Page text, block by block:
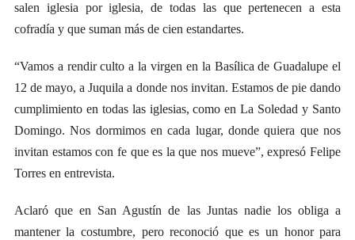
salen iglesia por iglesia, de todas las que pertenecen a esta
cofradía y que suman más de cien estandartes.
“Vamos a rendir culto a la virgen en la Basílica de Guadalupe el
12 de mayo, a Juquila a donde nos invitan. Estamos de pie dando
cumplimiento en todas las iglesias, como en La Soledad y Santo
Domingo. Nos dormimos en cada lugar, donde quiera que nos
invitan estamos con fe que es la que nos mueve”, expresó Felipe
Torres en entrevista.
Aclaró que en San Agustín de las Juntas nadie los obliga a
mantener la costumbre, pero reconoció que es un honor para